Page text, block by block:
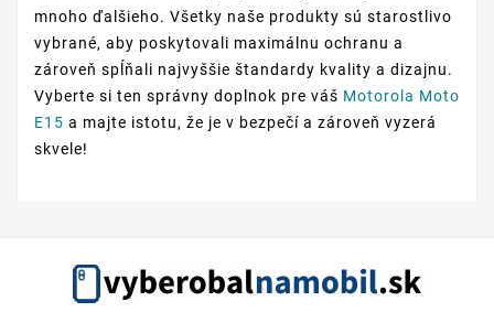
mnoho ďalšieho. Všetky naše produkty sú starostlivo
vybrané, aby poskytovali maximálnu ochranu a
zároveň spĺňali najvyššie štandardy kvality a dizajnu.
Vyberte si ten správny doplnok pre váš Motorola Moto
E15 a majte istotu, že je v bezpečí a zároveň vyzerá
skvele!